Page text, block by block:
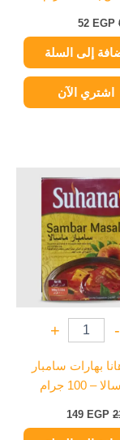
52 EGP
إلى السلة
اشتري الآن
-
+
بهارات سامبار
– 100 جرام
الأصلي
هو:
215 EGP.
149 EGP
الحالي
هو:
149 EGP.